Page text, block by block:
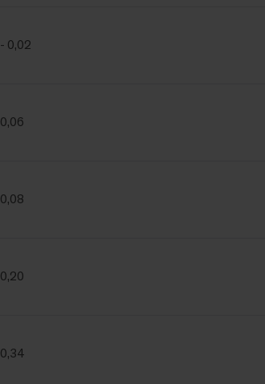
- 0,02
0,06
0,08
0,20
0,34